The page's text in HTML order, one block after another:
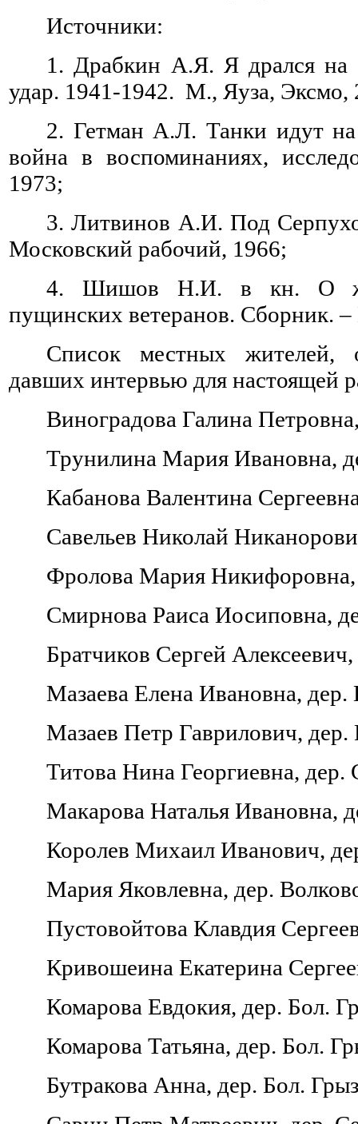
Источники:
1. Драбкин А.Я. Я дрался на
удар. 1941-1942. М., Яуза, Эксмо,
2. Гетман А.Л. Танки идут
война в воспоминаниях,
1973;
3. Литвинов А.И. Под
Московский рабочий, 1966;
4. Шишов Н.И. в кн. О
пущинских ветеранов. Сборник.
Список местных жителей,
давших интервью для настоящей
Виноградова Галина
Трунилина Мария Ивановна,
Кабанова Валентина
Савельев Николай
Фролова Мария
Смирнова Раиса Иосиповна,
Братчиков Сергей
Мазаева Елена Ивановна, дер.
Мазаев Петр Гаврилович,
Титова Нина Георгиевна, дер.
Макарова Наталья Ивановна,
Королев Михаил Иванович,
Мария Яковлевна, дер.
Пустовойтова Клавдия
Кривошеина Екатерина
Комарова Евдокия, дер. Бол.
Комарова Татьяна, дер. Бол.
Бутракова Анна, дер. Бол.